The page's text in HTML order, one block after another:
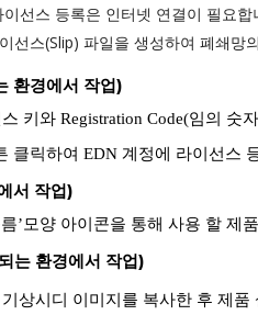
선스 등록은 인터넷 연결이 필요
선스(Slip) 파일을 생성하여 폐쇄망
환경에서 작업)
키와 Registration Code(임의 숫
클릭하여 EDN 계정에 라이선스
서 작업)
’모양 아이콘을 통해 사용 할 제
는 환경에서 작업)
상시디 이미지를 복사한 후 제품